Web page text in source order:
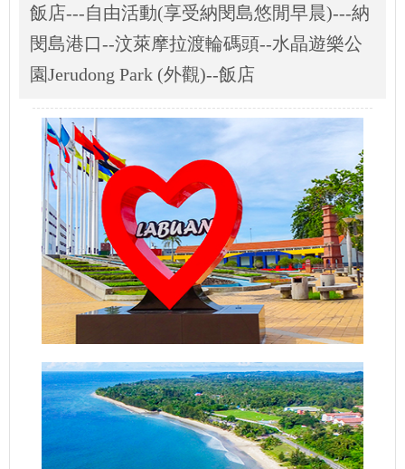
飯店---自由活動(享受納閔島悠閒早晨)---納
閔島港口--汶萊摩拉渡輪碼頭--水晶遊樂公
園Jerudong Park (外觀)--飯店